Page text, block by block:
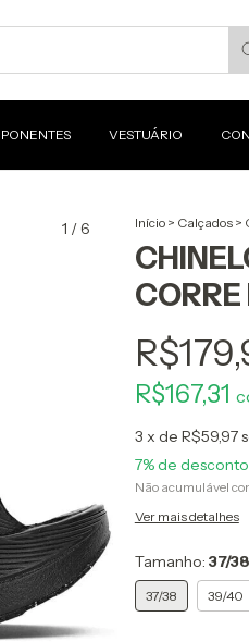
VESTUÁRIO
1 /6 Início > Calçados >
R$167,31
3 x de R$59,97
7% de desconto
Não acumulável
Ver mais detalhes
Tamanho: 37/38
37/38 39/40